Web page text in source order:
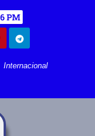
PM
Internacional